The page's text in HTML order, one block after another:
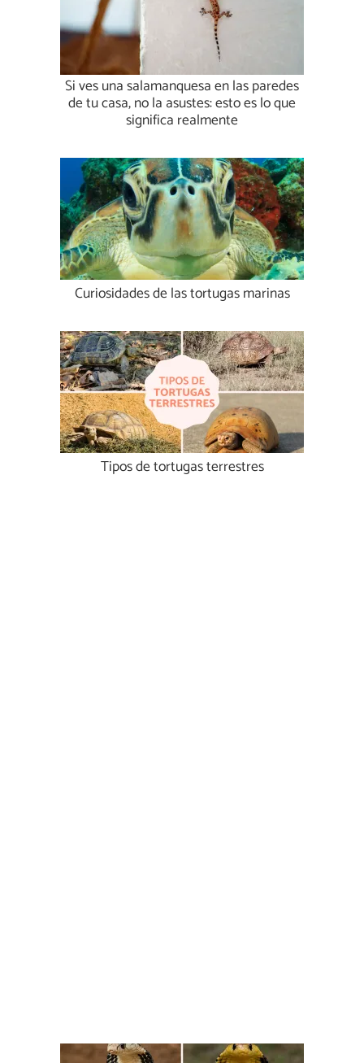
Si ves una salamanquesa en las paredes
de tu casa, no la asustes: esto es lo que
significa realmente
Curiosidades de las tortugas marinas
Tipos de tortugas terrestres